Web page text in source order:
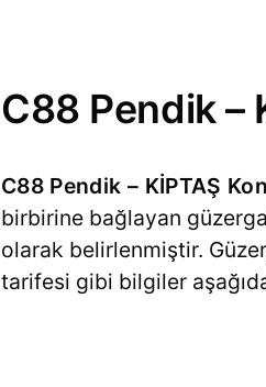
C88 Pendik –
C88 Pendik – KİPTAŞ
birbirine bağlayan
olarak belirlenmiştir.
tarifesi gibi bilgiler